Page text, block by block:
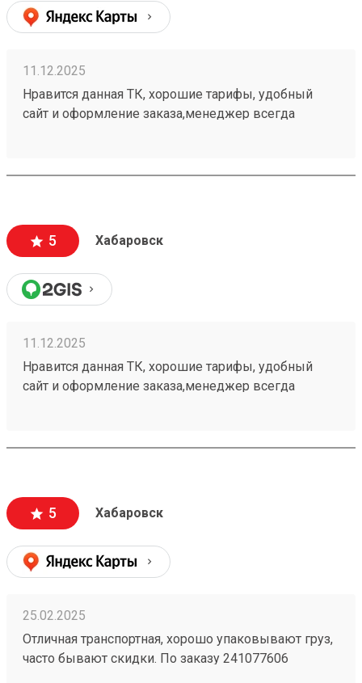
11.12.2025
Нравится данная ТК, хорошие тарифы, удобный
сайт и оформление заказа,менеджер всегда
5 Хабаровск
11.12.2025
Нравится данная ТК, хорошие тарифы, удобный
сайт и оформление заказа,менеджер всегда
много, 251049165
5 Хабаровск
25.02.2025
Отличная транспортная, хорошо упаковывают груз,
часто бывают скидки. По заказу 241077606